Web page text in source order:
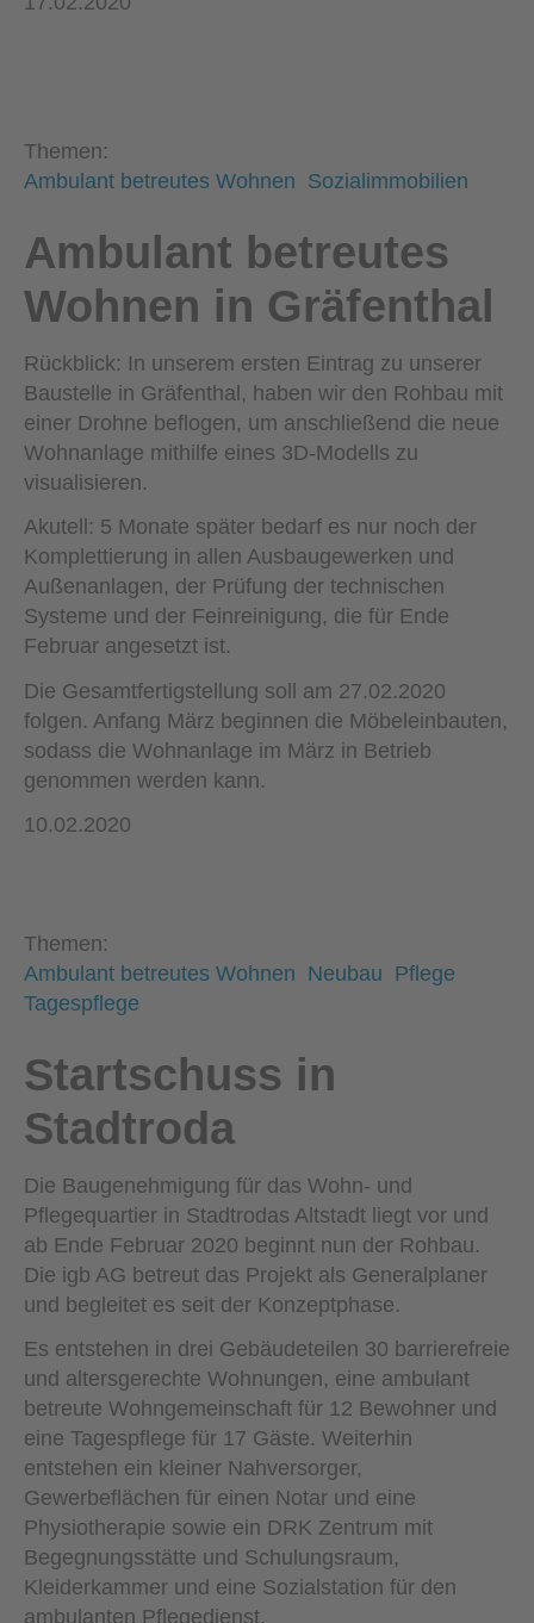
Themen:
Ambulant betreutes Wohnen Sozialimmobilien
Ambulant betreutes
Wohnen in Gräfenthal
Rückblick: In unserem ersten Eintrag zu unserer
Baustelle in Gräfenthal, haben wir den Rohbau mit
einer Drohne beflogen, um anschließend die neue
Wohnanlage mithilfe eines 3D-Modells zu
visualisieren.
Akutell: 5 Monate später bedarf es nur noch der
Komplettierung in allen Ausbaugewerken und
Außen­anlagen, der Prüfung der technischen
Systeme und der Feinreinigung, die für Ende
Februar angesetzt ist.
Die Gesamtfertigstellung soll am 27.02.2020
folgen. Anfang März beginnen die Möbeleinbauten,
sodass die Wohnanlage im März in Betrieb
genommen werden kann.
10.02.2020
Themen:
Ambulant betreutes Wohnen Neubau Pflege
Tagespflege
Startschuss in
Stadtroda
Die Baugenehmigung für das Wohn- und
Pflegequartier in Stadtrodas Altstadt liegt vor und
ab Ende Februar 2020 beginnt nun der Rohbau.
Die igb AG betreut das Projekt als Generalplaner
und begleitet es seit der Konzeptphase.
Es entstehen in drei Gebäudeteilen 30 barrierefreie
und altersgerechte Wohnungen, eine ambulant
betreute Wohngemeinschaft für 12 Bewohner und
eine Tagespflege für 17 Gäste. Weiterhin
entstehen ein kleiner Nahversorger,
Gewerbeflächen für einen Notar und eine
Physiotherapie sowie ein DRK Zentrum mit
Begegnungsstätte und Schulungsraum,
Kleiderkammer und eine Sozialstation für den
ambulanten Pflege­dienst.